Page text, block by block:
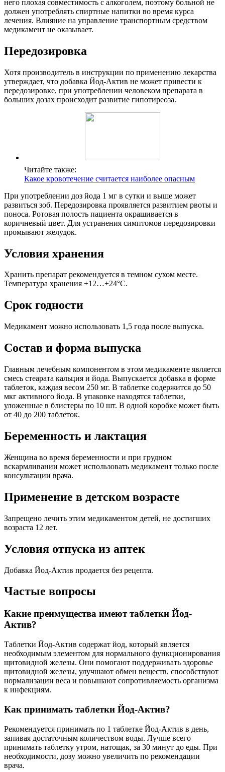
него плохая совместимость с алкоголем, поэтому больной не
должен употреблять спиртные напитки во время курса
лечения. Влияние на управление транспортным средством
медикамент не оказывает.
Передозировка
Хотя производитель в инструкции по применению лекарства
утверждает, что добавка Йод-Актив не может привести к
передозировке, при употреблении человеком препарата в
больших дозах происходит развитие гипотиреоза.
Читайте также:
Какое кровотечение считается наиболее опасным
При употреблении доз йода 1 мг в сутки и выше может
развиться зоб. Передозировка проявляется развитием рвоты и
поноса. Ротовая полость пациента окрашивается в
коричневый цвет. Для устранения симптомов передозировки
промывают желудок.
Условия хранения
Хранить препарат рекомендуется в темном сухом месте.
Температура хранения +12…+24°C.
Срок годности
Медикамент можно использовать 1,5 года после выпуска.
Состав и форма выпуска
Главным лечебным компонентом в этом медикаменте является
смесь стеарата кальция и йода. Выпускается добавка в форме
таблеток, каждая весом 250 мг. В таблетке содержится до 50
мкг активного йода. В упаковке находятся таблетки,
уложенные в блистеры по 10 шт. В одной коробке может быть
от 40 до 200 таблеток.
Беременность и лактация
Женщина во время беременности и при грудном
вскармливании может использовать медикамент только после
консультации врача.
Применение в детском возрасте
Запрещено лечить этим медикаментом детей, не достигших
возраста 12 лет.
Условия отпуска из аптек
Добавка Йод-Актив продается без рецепта.
Частые вопросы
Какие преимущества имеют таблетки Йод-
Актив?
Таблетки Йод-Актив содержат йод, который является
необходимым элементом для нормального функционирования
щитовидной железы. Они помогают поддерживать здоровье
щитовидной железы, улучшают обмен веществ, способствуют
нормализации веса и повышают сопротивляемость организма
к инфекциям.
Как принимать таблетки Йод-Актив?
Рекомендуется принимать по 1 таблетке Йод-Актив в день,
запивая достаточным количеством воды. Лучше всего
принимать таблетку утром, натощак, за 30 минут до еды. При
необходимости, дозу можно увеличить по рекомендации
врача.